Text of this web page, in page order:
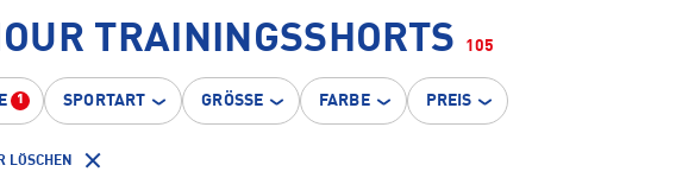
TRAININGSSHORTS 105
1 SPORTART GRÖSSE FARBE PREIS
LÖSCHEN